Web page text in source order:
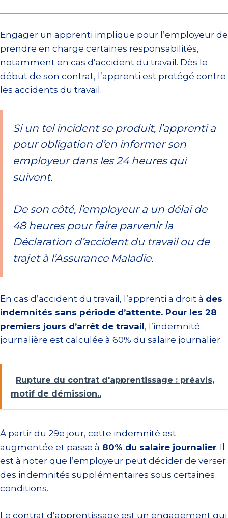
Engager un apprenti implique pour l’employeur de
prendre en charge certaines responsabilités,
notamment en cas d’accident du travail. Dès le
début de son contrat, l’apprenti est protégé contre
les accidents du travail.
Si un tel incident se produit, l’apprenti a
pour obligation d’en informer son
employeur dans les 24 heures qui
suivent.
De son côté, l’employeur a un délai de
48 heures pour faire parvenir la
Déclaration d’accident du travail ou de
trajet à l’Assurance Maladie.
En cas d’accident du travail, l’apprenti a droit à des
indemnités sans période d’attente. Pour les 28
premiers jours d’arrêt de travail, l’indemnité
journalière est calculée à 60% du salaire journalier.
Rupture du contrat d'apprentissage : préavis,
motif de démission..
À partir du 29e jour, cette indemnité est
augmentée et passe à 80% du salaire journalier. Il
est à noter que l’employeur peut décider de verser
des indemnités supplémentaires sous certaines
conditions.
Le contrat d’apprentissage est un engagement qui